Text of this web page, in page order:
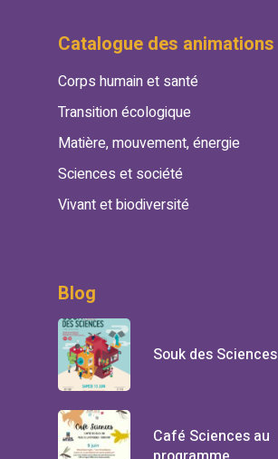
Catalogue des animations
Corps humain et santé
Transition écologique
Matière, mouvement, énergie
Sciences et société
Vivant et biodiversité
Blog
Souk des Sciences
Café Sciences au